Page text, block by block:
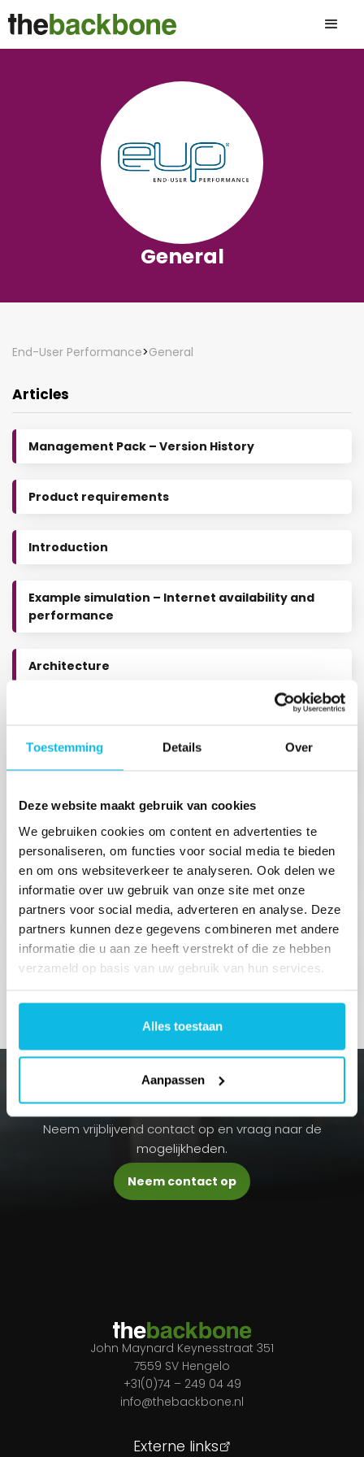
Toestemming Details Over
Deze website maakt gebruik van cookies
We gebruiken cookies om content en advertenties te
personaliseren, om functies voor social media te bieden
en om ons websiteverkeer te analyseren. Ook delen we
informatie over uw gebruik van onze site met onze
partners voor social media, adverteren en analyse. Deze
partners kunnen deze gegevens combineren met andere
informatie die u aan ze heeft verstrekt of die ze hebben
verzameld op basis van uw gebruik van hun services.
Alles toestaan
Aanpassen
General
End-User Performance>General
Articles
Management Pack – Version History
Product requirements
Introduction
Example simulation – Internet availability and
performance
Architecture
Installing and Upgrading
Configuration
Data Analysis
Simulation Packages
References
Meer weten?
Neem vrijblijvend contact op en vraag naar de
mogelijkheden.
Neem contact op
John Maynard Keynesstraat 351
7559 SV Hengelo
+31(0)74 – 249 04 49
info@thebackbone.nl
Externe links